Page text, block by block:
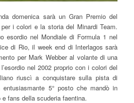
domenica sarà un Gran Premio del
i colori e la storia del Minardi Team.
esordio nel Mondiale di Formula 1 nel
di Rio, il week end di Interlagos sarà
per Mark Webber al volante di una
nel 2002 proprio con i colori del
riuscì a conquistare sulla pista di
5° posto che mandò in
fans della scuderia faentina.